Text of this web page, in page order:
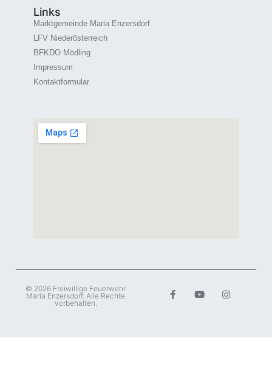
Links
Marktgemeinde Maria Enzersdorf
LFV Niederösterreich
BFKDO Mödling
Impressum
Kontaktformular
© 2026 Freiwillige Feuerwehr
Maria Enzersdorf. Alle Rechte
vorbehalten.